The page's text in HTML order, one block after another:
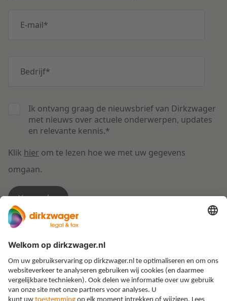
E-mail*
Bedrijf*
Ik ontvang graag de nieuwsbrief van Dirkzwager
met nieuws over actuele onderwerpen, updates
en relevante kennis.*
Klik hier om te lezen hoe we met uw gegevens
omgaan.
Expertises
Thema’s